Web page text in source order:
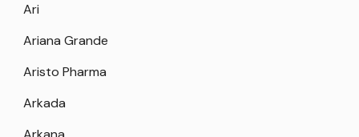
Ari
Ariana Grande
Aristo Pharma
Arkada